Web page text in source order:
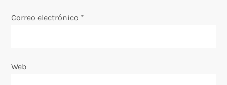
r
Correo electrónico *
Web